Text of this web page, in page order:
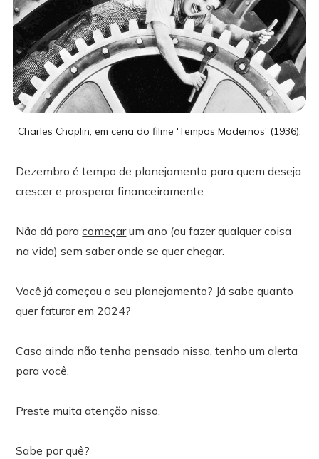
Charles Chaplin, em cena do filme 'Tempos Modernos' (1936).
Dezembro é tempo de planejamento para quem deseja
crescer e prosperar financeiramente.
Não dá paracomeçarum ano (ou fazer qualquer coisa
na vida) sem saber onde se quer chegar.
Você já começou o seu planejamento? Já sabe quanto
quer faturar em 2024?
Caso ainda não tenha pensado nisso, tenho umalerta
para você.
Preste muita atenção nisso.
Sabe por quê?